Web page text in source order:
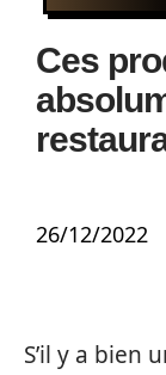
Ces
26/12/2022
S’il y a bien